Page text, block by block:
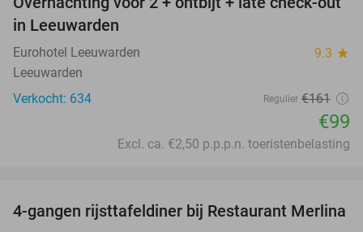
39%
in Leeuwarden
Eurohotel Leeuwarden 9.3 star
Leeuwarden
Verkocht: 634
Regulier €161
€99
Excl. ca. €2,50 p.p.p.n. toeristenbelasting
29%
4-gangen rijsttafeldiner bij Restaurant Merlina